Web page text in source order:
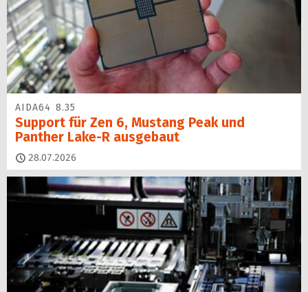
AIDA64 8.35
Support für Zen 6, Mustang Peak und
Panther Lake-R ausgebaut
28.07.2026